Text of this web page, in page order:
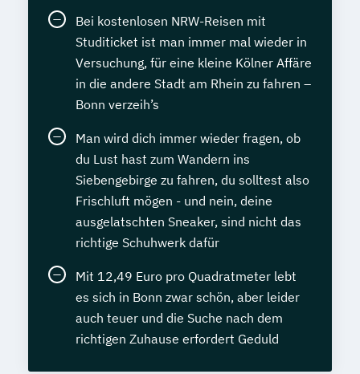
Bei kostenlosen NRW-Reisen mit
Studiticket ist man immer mal wieder in
Versuchung, für eine kleine Kölner Affäre
in die andere Stadt am Rhein zu fahren –
Bonn verzeih’s
Man wird dich immer wieder fragen, ob
du Lust hast zum Wandern ins
Siebengebirge zu fahren, du solltest also
Frischluft mögen - und nein, deine
ausgelatschten Sneaker, sind nicht das
richtige Schuhwerk dafür
Mit 12,49 Euro pro Quadratmeter lebt
es sich in Bonn zwar schön, aber leider
auch teuer und die Suche nach dem
richtigen Zuhause erfordert Geduld